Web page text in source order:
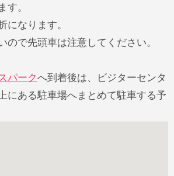
す。
になります。
ので先頭車は注意してください。
パークへ到着後は、ビジターセンタ
にある駐車場へまとめて駐車する予